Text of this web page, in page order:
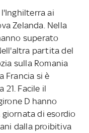
ai
Zelanda. Nella
superato
partita del
sulla Romania
Francia si è
21. Facile il
D hanno
di esordio
dalla proibitiva